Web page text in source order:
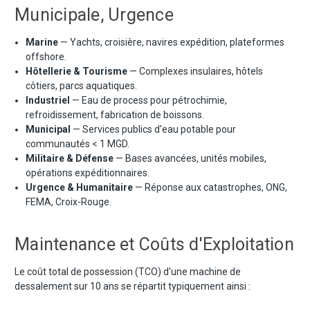
Municipale, Urgence
Marine — Yachts, croisière, navires expédition, plateformes
offshore.
Hôtellerie & Tourisme — Complexes insulaires, hôtels
côtiers, parcs aquatiques.
Industriel — Eau de process pour pétrochimie,
refroidissement, fabrication de boissons.
Municipal — Services publics d'eau potable pour
communautés < 1 MGD.
Militaire & Défense — Bases avancées, unités mobiles,
opérations expéditionnaires.
Urgence & Humanitaire — Réponse aux catastrophes, ONG,
FEMA, Croix-Rouge.
Maintenance et Coûts d'Exploitation
Le coût total de possession (TCO) d'une machine de
dessalement sur 10 ans se répartit typiquement ainsi :